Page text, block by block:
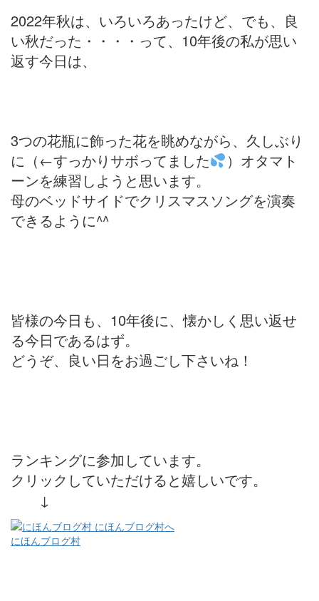
2022年秋は、いろいろあったけど、でも、良
い秋だった・・・・って、10年後の私が思い
返す今日は、
3つの花瓶に飾った花を眺めながら、久しぶり
に（←すっかりサボってました
）オタマト
ーンを練習しようと思います。
母のベッドサイドでクリスマスソングを演奏
できるように^^
皆様の今日も、10年後に、懐かしく思い返せ
る今日であるはず。
どうぞ、良い日をお過ごし下さいね！
ランキングに参加しています。
クリックしていただけると嬉しいです。
↓
にほんブログ村